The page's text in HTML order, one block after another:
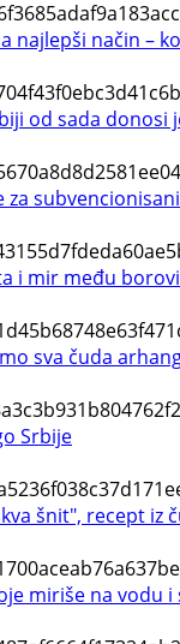
najlepši način –
od sada donosi
za
i mir među
sva čuda
Srbije
šnit", recept iz
miriše na vodu